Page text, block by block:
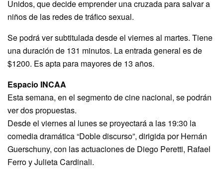
Unidos, que decide emprender una cruzada para salvar a
niños de las redes de tráfico sexual.
Se podrá ver subtitulada desde el viernes al martes. Tiene
una duración de 131 minutos. La entrada general es de
$1200. Es apta para mayores de 13 años.
Espacio INCAA
Esta semana, en el segmento de cine nacional, se podrán
ver dos propuestas.
Desde el viernes al lunes se proyectará a las 19:30 la
comedia dramática “Doble discurso”, dirigida por Hernán
Guerschuny, con las actuaciones de Diego Peretti, Rafael
Ferro y Julieta Cardinali.